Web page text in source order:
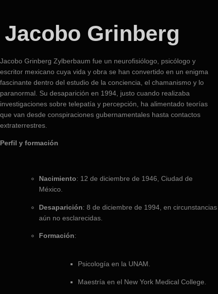
Jacobo Grinberg
Jacobo Grinberg Zylberbaum fue un neurofisiólogo, psicólogo y
escritor mexicano cuya vida y obra se han convertido en un enigma
fascinante dentro del estudio de la conciencia, el chamanismo y lo
paranormal. Su desaparición en 1994, justo cuando realizaba
investigaciones sobre telepatía y percepción, ha alimentado teorías
que van desde conspiraciones gubernamentales hasta contactos
extraterrestres.
Perfil y formación
Nacimiento: 12 de diciembre de 1946, Ciudad de
México.
Desaparición: 8 de diciembre de 1994, en circunstancias
aún no esclarecidas.
Formación:
Psicología en la UNAM.
Maestría en el New York Medical College.